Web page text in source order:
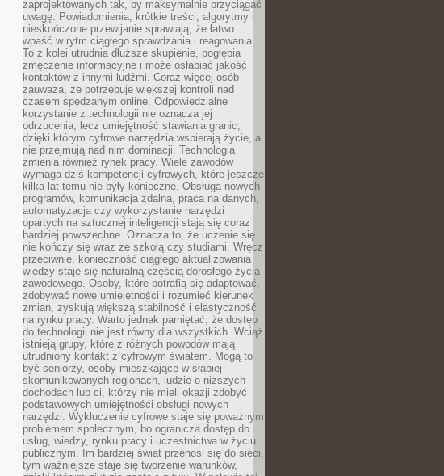
zaprojektowanych tak, by maksymalnie przyciągać
uwagę. Powiadomienia, krótkie treści, algorytmy i
nieskończone przewijanie sprawiają, że łatwo
wpaść w rytm ciągłego sprawdzania i reagowania.
To z kolei utrudnia dłuższe skupienie, pogłębia
zmęczenie informacyjne i może osłabiać jakość
kontaktów z innymi ludźmi. Coraz więcej osób
zauważa, że potrzebuje większej kontroli nad
czasem spędzanym online. Odpowiedzialne
korzystanie z technologii nie oznacza jej
odrzucenia, lecz umiejętność stawiania granic,
dzięki którym cyfrowe narzędzia wspierają życie, a
nie przejmują nad nim dominacji. Technologia
zmienia również rynek pracy. Wiele zawodów
wymaga dziś kompetencji cyfrowych, które jeszcze
kilka lat temu nie były konieczne. Obsługa nowych
programów, komunikacja zdalna, praca na danych,
automatyzacja czy wykorzystanie narzędzi
opartych na sztucznej inteligencji stają się coraz
bardziej powszechne. Oznacza to, że uczenie się
nie kończy się wraz ze szkołą czy studiami. Wręcz
przeciwnie, konieczność ciągłego aktualizowania
wiedzy staje się naturalną częścią dorosłego życia
zawodowego. Osoby, które potrafią się adaptować,
zdobywać nowe umiejętności i rozumieć kierunek
zmian, zyskują większą stabilność i elastyczność
na rynku pracy. Warto jednak pamiętać, że dostęp
do technologii nie jest równy dla wszystkich. Wciąż
istnieją grupy, które z różnych powodów mają
utrudniony kontakt z cyfrowym światem. Mogą to
być seniorzy, osoby mieszkające w słabiej
skomunikowanych regionach, ludzie o niższych
dochodach lub ci, którzy nie mieli okazji zdobyć
podstawowych umiejętności obsługi nowych
narzędzi. Wykluczenie cyfrowe staje się poważnym
problemem społecznym, bo ogranicza dostęp do
usług, wiedzy, rynku pracy i uczestnictwa w życiu
publicznym. Im bardziej świat przenosi się do sieci,
tym ważniejsze staje się tworzenie warunków,